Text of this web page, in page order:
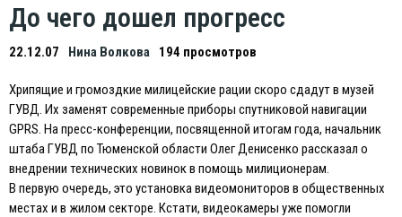
До чего дошел прогресс
22.12.07 Нина Волкова 194 просмотров
Хрипящие и громоздкие милицейские рации скоро сдадут в музей
ГУВД. Их заменят современные приборы спутниковой навигации
GPRS. На пресс-конференции, посвященной итогам года, начальник
штаба ГУВД по Тюменской области Олег Денисенко рассказал о
внедрении технических новинок в помощь милиционерам.
В первую очередь, это установка видеомониторов в общественных
местах и в жилом секторе. Кстати, видеокамеры уже помогли